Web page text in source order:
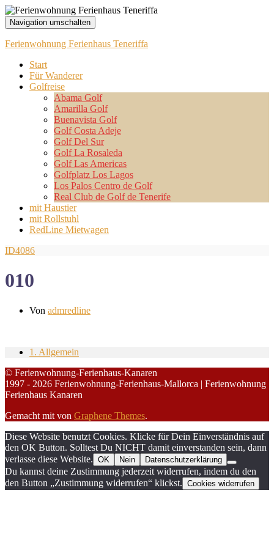
Navigation umschalten
Ferienwohnung Ferienhaus Teneriffa
Start
Für Wanderer
Golfreise
Abama Golf
Amarilla Golf
Buenavista Golf
Golf Costa Adeje
Golf Del Sur
Golf La Rosaleda
Golf Las Americas
Golfplatz Los Lagos
Los Palos Centro de Golf
Real Club de Golf de Tenerife
mit Haustier
mit Rollstuhl
RedLine Mietwagen
ID4086
010
Von admredline
1. Allgemein
© Ferienwohnung-Ferienhaus-Kanaren
1997 - 2026 Ferienwohnung-Ferienhaus-Mallorca | Ferienwohnung
Ferienhaus Kanaren
Gemacht mit von Graphene Themes.
Diese Website benutzt Cookies. Klicke für Dein Einverständnis auf
den OK Button. Solltest Du NICHT damit einverstanden sein, dann
verlasse diese Website. OK Nein Datenschutzerklärung
Du kannst deine Zustimmung jederzeit widerrufen, indem du den
den Button „Zustimmung widerrufen“ klickst. Cookies widerrufen